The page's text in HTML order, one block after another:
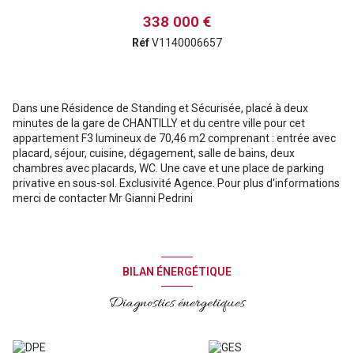
338 000 €
RéfV1140006657
Dans une Résidence de Standing et Sécurisée, placé à deux
minutes de la gare de CHANTILLY et du centre ville pour cet
appartement F3 lumineux de 70,46 m2 comprenant : entrée avec
placard, séjour, cuisine, dégagement, salle de bains, deux
chambres avec placards, WC. Une cave et une place de parking
privative en sous-sol. Exclusivité Agence. Pour plus d'informations
merci de contacter Mr Gianni Pedrini
BILAN ÉNERGÉTIQUE
Diagnostics énergetiques